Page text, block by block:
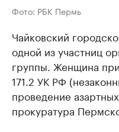
Фото: РБК Пермь
Чайковский
одной из участниц
группы. Женщина
171.2 УК РФ
проведение
прокуратура